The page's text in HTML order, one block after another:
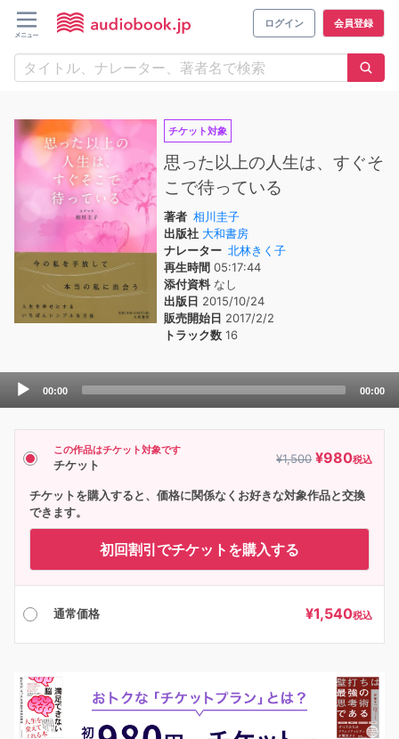
ログイン 会員登録
チケット対象
思った以上の人生は、すぐそ
こで待っている
著者 相川圭子
出版社 大和書房
ナレーター 北林きく子
再生時間 05:17:44
添付資料なし
出版日 2015/10/24
販売開始日 2017/2/2
トラック数 16
Audio
00:00 00:00
この作品はチケット対象です
チケット ¥1,500 ¥980税込
チケットを購入すると、価格に関係なくお好きな対象作品と交換
できます。
初回割引でチケットを購入する
通常価格 ¥1,540税込